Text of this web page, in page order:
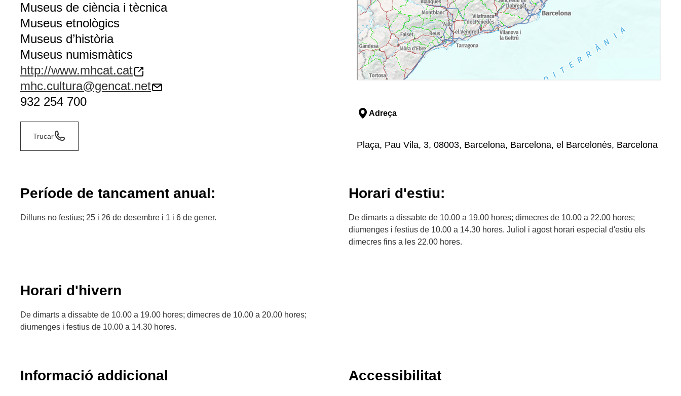
Museus de ciència i tècnica
Museus etnològics
Museus d’història
Museus numismàtics
http://www.mhcat.cat
mhc.cultura@gencat.net
932 254 700
Trucar
Adreça
Plaça, Pau Vila, 3, 08003, Barcelona, Barcelona, el Barcelonès, Barcelona
Període de tancament anual:
Dilluns no festius; 25 i 26 de desembre i 1 i 6 de gener.
Horari d'estiu:
De dimarts a dissabte de 10.00 a 19.00 hores; dimecres de 10.00 a 22.00 hores;
diumenges i festius de 10.00 a 14.30 hores. Juliol i agost horari especial d'estiu els
dimecres fins a les 22.00 hores.
Horari d'hivern
De dimarts a dissabte de 10.00 a 19.00 hores; dimecres de 10.00 a 20.00 hores;
diumenges i festius de 10.00 a 14.30 hores.
Informació addicional Accessibilitat